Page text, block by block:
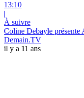
13:10
|
À suivre
Coline Debayle présente
Demain.TV
il y a 11 ans